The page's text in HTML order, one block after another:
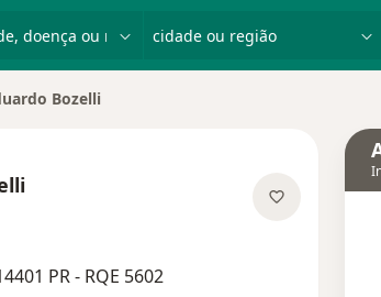
Bozelli
PR - RQE 5602